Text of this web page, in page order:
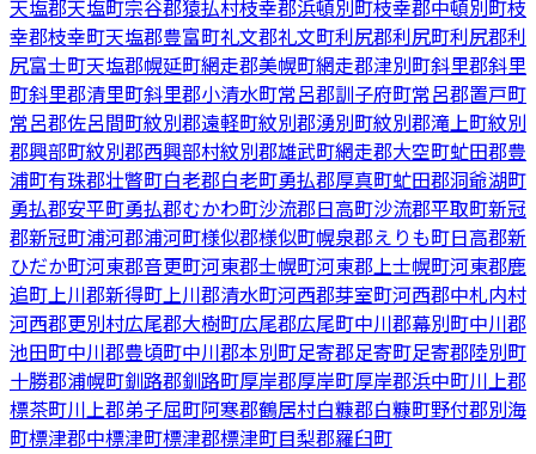
天塩郡天塩町宗谷郡猿払村枝幸郡浜頓別町枝幸郡中頓別町枝
幸郡枝幸町天塩郡豊富町礼文郡礼文町利尻郡利尻町利尻郡利
尻富士町天塩郡幌延町網走郡美幌町網走郡津別町斜里郡斜里
町斜里郡清里町斜里郡小清水町常呂郡訓子府町常呂郡置戸町
常呂郡佐呂間町紋別郡遠軽町紋別郡湧別町紋別郡滝上町紋別
郡興部町紋別郡西興部村紋別郡雄武町網走郡大空町虻田郡豊
浦町有珠郡壮瞥町白老郡白老町勇払郡厚真町虻田郡洞爺湖町
勇払郡安平町勇払郡むかわ町沙流郡日高町沙流郡平取町新冠
郡新冠町浦河郡浦河町様似郡様似町幌泉郡えりも町日高郡新
ひだか町河東郡音更町河東郡士幌町河東郡上士幌町河東郡鹿
追町上川郡新得町上川郡清水町河西郡芽室町河西郡中札内村
河西郡更別村広尾郡大樹町広尾郡広尾町中川郡幕別町中川郡
池田町中川郡豊頃町中川郡本別町足寄郡足寄町足寄郡陸別町
十勝郡浦幌町釧路郡釧路町厚岸郡厚岸町厚岸郡浜中町川上郡
標茶町川上郡弟子屈町阿寒郡鶴居村白糠郡白糠町野付郡別海
町標津郡中標津町標津郡標津町目梨郡羅臼町